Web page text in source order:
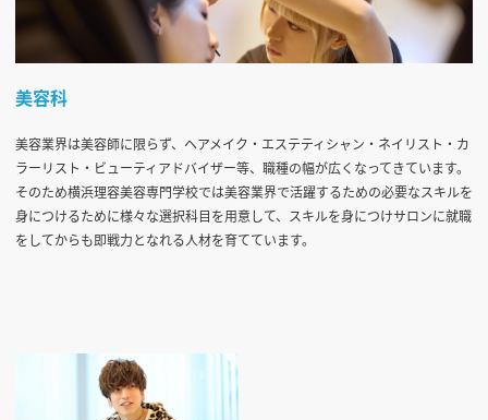
美容科
美容業界は美容師に限らず、ヘアメイク・エステティシャン・ネイリスト・カ
ラーリスト・ビューティアドバイザー等、職種の幅が広くなってきています。
そのため横浜理容美容専門学校では美容業界で活躍するための必要なスキルを
身につけるために様々な選択科目を用意して、スキルを身につけサロンに就職
をしてからも即戦力となれる人材を育てています。